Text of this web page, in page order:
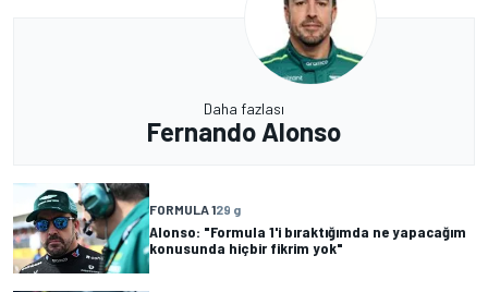
Daha fazlası
Fernando Alonso
FORMULA 129 g
Alonso: "Formula 1'i bıraktığımda ne yapacağım
konusunda hiçbir fikrim yok"